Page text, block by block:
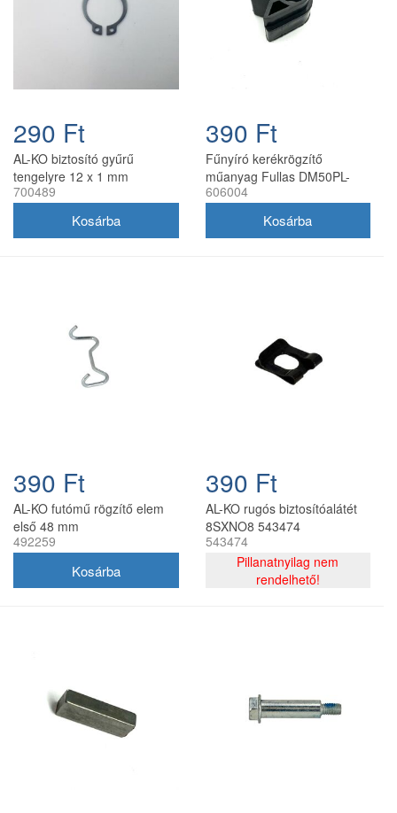
290 Ft
AL-KO biztosító gyűrű
tengelyre 12 x 1 mm
(700489)
700489
390 Ft
Fűnyíró kerékrögzítő
műanyag Fullas DM50PL-
D150 önjáró hajtott kerékhez
606004
390 Ft
AL-KO futómű rögzítő elem
első 48 mm
492259
390 Ft
AL-KO rugós biztosítóalátét
8SXNO8 543474
543474
Pillanatnyilag nem
rendelhető!